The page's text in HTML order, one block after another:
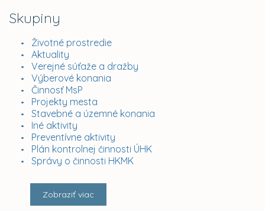
Skupiny
Životné prostredie
Aktuality
Verejné súťaže a dražby
Výberové konania
Činnosť MsP
Projekty mesta
Stavebné a územné konania
Iné aktivity
Preventívne aktivity
Plán kontrolnej činnosti ÚHK
Správy o činnosti HKMK
Zobraziť viac